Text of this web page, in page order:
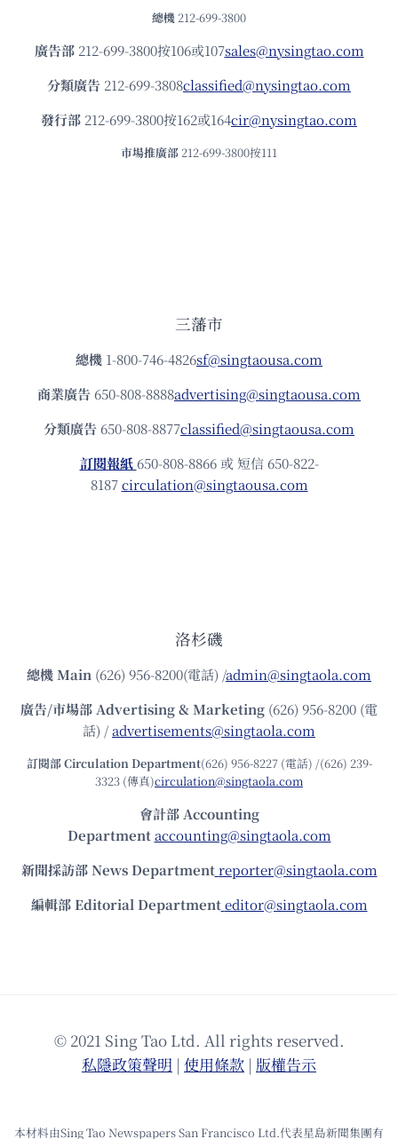
總機 212-699-3800
廣告部212-699-3800按106或107sales@nysingtao.com
分類廣告 212-699-3808classified@nysingtao.com
發⾏部 212-699-3800按162或164cir@nysingtao.com
市場推廣部 212-699-3800按111
三藩市
總機 1-800-746-4826sf@singtaousa.com
商業廣告 650-808-8888advertising@singtaousa.com
分類廣告 650-808-8877classified@singtaousa.com
訂閱報紙 650-808-8866 或 短信 650-822-
8187circulation@singtaousa.com
洛杉磯
總機Main (626) 956-8200(電話) /admin@singtaola.com
廣告/市場部Advertising & Marketing (626) 956-8200 (電
話) /advertisements@singtaola.com
訂閱部 Circulation Department(626) 956-8227 (電話) /(626) 239-
3323 (傳真)circulation@singtaola.com
會計部 Accounting
Department accounting@singtaola.com
新聞採訪部 News Department reporter@singtaola.com
編輯部 Editorial Department editor@singtaola.com
© 2021 Sing Tao Ltd. All rights reserved.
私隱政策聲明 | 使⽤條款 | 版權告⽰
本材料由Sing Tao Newspapers San Francisco Ltd.代表星島新聞集團有